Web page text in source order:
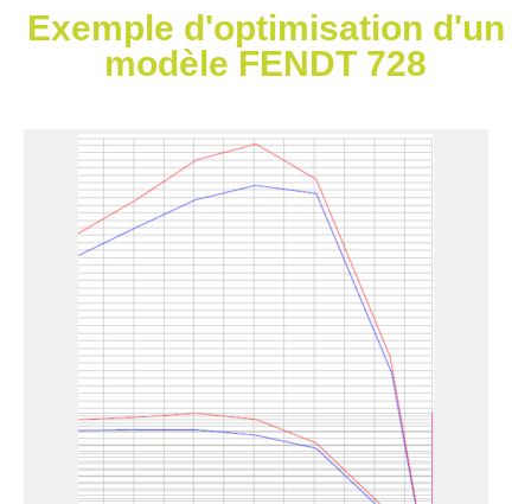
Exemple d'optimisation d'un
modèle FENDT 728